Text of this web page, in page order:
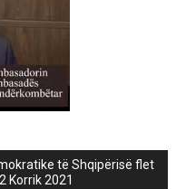
të Shqipërisë flet
Korrik 2021